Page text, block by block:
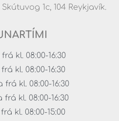
1c, 104 Reykjavík.
kl. 08:00-16:30
kl. 08:00-16:30
kl. 08:00-16:30
kl. 08:00-16:30
kl. 08:00-15:00